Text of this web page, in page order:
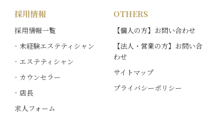
採用情報
採用情報一覧
未経験エステティシャン
エステティシャン
カウンセラー
店長
求人フォーム
OTHERS
【個人の方】お問い合わせ
【法人・営業の方】お問い合
わせ
サイトマップ
プライバシーポリシー